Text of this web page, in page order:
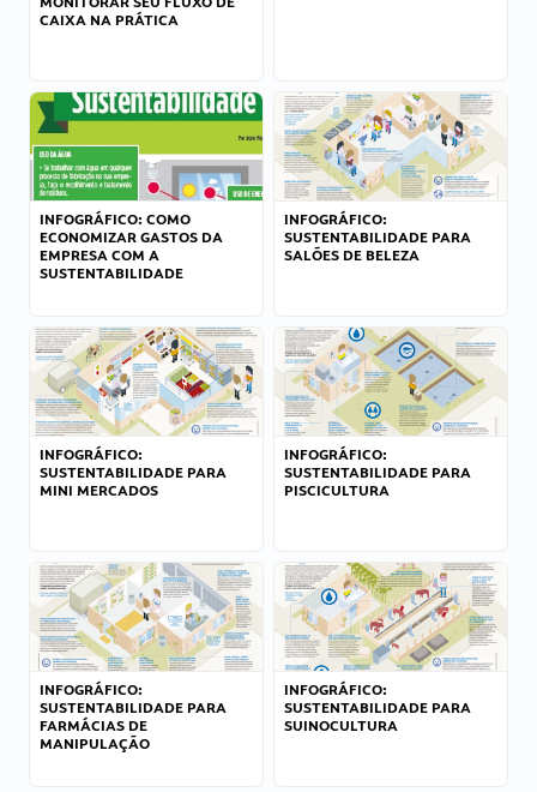
CAIXA NA PRÁTICA
INFOGRÁFICO: COMO
ECONOMIZAR GASTOS DA
EMPRESA COM A
SUSTENTABILIDADE
INFOGRÁFICO:
SUSTENTABILIDADE PARA
SALÕES DE BELEZA
INFOGRÁFICO:
SUSTENTABILIDADE PARA
MINI MERCADOS
INFOGRÁFICO:
SUSTENTABILIDADE PARA
PISCICULTURA
INFOGRÁFICO:
SUSTENTABILIDADE PARA
FARMÁCIAS DE
MANIPULAÇÃO
INFOGRÁFICO:
SUSTENTABILIDADE PARA
SUINOCULTURA